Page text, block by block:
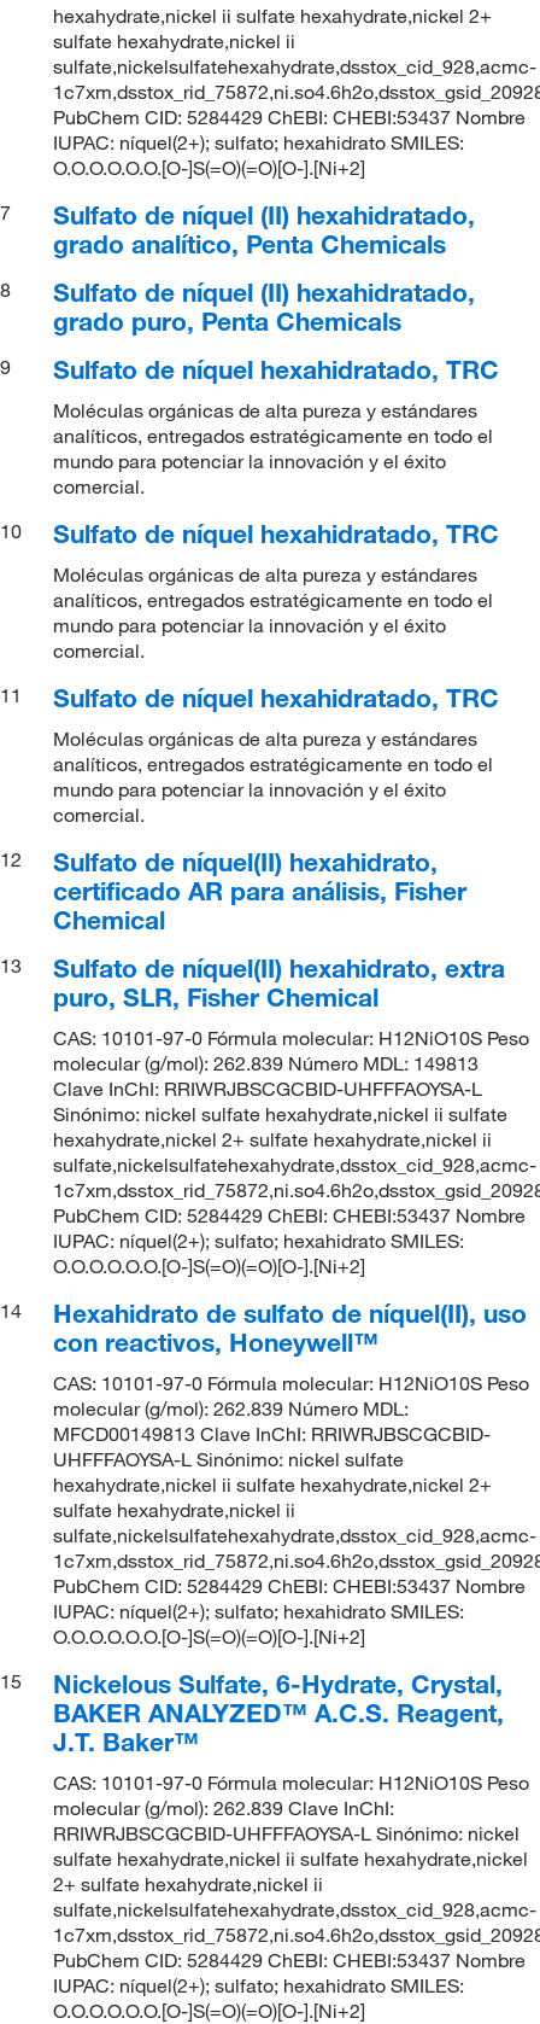
hexahydrate,nickel ii sulfate hexahydrate,nickel 2+
sulfate hexahydrate,nickel ii
sulfate,nickelsulfatehexahydrate,dsstox_cid_928,acmc-
PubChem CID: 5284429 ChEBI: CHEBI:53437 Nombre
IUPAC: níquel(2+); sulfato; hexahidrato SMILES:
O.O.O.O.O.O.[O-]S(=O)(=O)[O-].[Ni+2]
7
Sulfato de níquel (II) hexahidratado,
grado analítico, Penta Chemicals
8
Sulfato de níquel (II) hexahidratado,
grado puro, Penta Chemicals
9 Sulfato de níquel hexahidratado, TRC
Moléculas orgánicas de alta pureza y estándares
analíticos, entregados estratégicamente en todo el
mundo para potenciar la innovación y el éxito
comercial.
10
Sulfato de níquel hexahidratado, TRC
Moléculas orgánicas de alta pureza y estándares
analíticos, entregados estratégicamente en todo el
mundo para potenciar la innovación y el éxito
comercial.
11
Sulfato de níquel hexahidratado, TRC
Moléculas orgánicas de alta pureza y estándares
analíticos, entregados estratégicamente en todo el
mundo para potenciar la innovación y el éxito
comercial.
12
Sulfato de níquel(II) hexahidrato,
certificado AR para análisis, Fisher
Chemical
13
Sulfato de níquel(II) hexahidrato, extra
puro, SLR, Fisher Chemical
CAS: 10101-97-0 Fórmula molecular: H12NiO10S Peso
molecular (g/mol): 262.839 Número MDL: 149813
Clave InChI: RRIWRJBSCGCBID-UHFFFAOYSA-L
Sinónimo: nickel sulfate hexahydrate,nickel ii sulfate
hexahydrate,nickel 2+ sulfate hexahydrate,nickel ii
sulfate,nickelsulfatehexahydrate,dsstox_cid_928,acmc-
PubChem CID: 5284429 ChEBI: CHEBI:53437 Nombre
IUPAC: níquel(2+); sulfato; hexahidrato SMILES:
O.O.O.O.O.O.[O-]S(=O)(=O)[O-].[Ni+2]
14
Hexahidrato de sulfato de níquel(II), uso
con reactivos, Honeywell™
CAS: 10101-97-0 Fórmula molecular: H12NiO10S Peso
molecular (g/mol): 262.839 Número MDL:
MFCD00149813 Clave InChI: RRIWRJBSCGCBID-
UHFFFAOYSA-L Sinónimo: nickel sulfate
hexahydrate,nickel ii sulfate hexahydrate,nickel 2+
sulfate hexahydrate,nickel ii
sulfate,nickelsulfatehexahydrate,dsstox_cid_928,acmc-
PubChem CID: 5284429 ChEBI: CHEBI:53437 Nombre
IUPAC: níquel(2+); sulfato; hexahidrato SMILES:
O.O.O.O.O.O.[O-]S(=O)(=O)[O-].[Ni+2]
15
Nickelous Sulfate, 6-Hydrate, Crystal,
BAKER ANALYZED™ A.C.S. Reagent,
J.T. Baker™
CAS: 10101-97-0 Fórmula molecular: H12NiO10S Peso
molecular (g/mol): 262.839 Clave InChI:
RRIWRJBSCGCBID-UHFFFAOYSA-L Sinónimo: nickel
sulfate hexahydrate,nickel ii sulfate hexahydrate,nickel
2+ sulfate hexahydrate,nickel ii
sulfate,nickelsulfatehexahydrate,dsstox_cid_928,acmc-
PubChem CID: 5284429 ChEBI: CHEBI:53437 Nombre
IUPAC: níquel(2+); sulfato; hexahidrato SMILES:
O.O.O.O.O.O.[O-]S(=O)(=O)[O-].[Ni+2]